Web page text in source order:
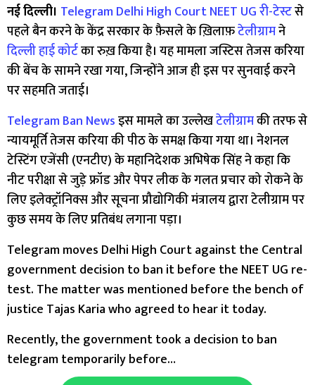
नई दिल्ली। Telegram Delhi High CourtNEET UG री-टेस्टसे
पहले बैन करने के केंद्र सरकार के फ़ैसले के ख़िलाफ़टेलीग्रामने
दिल्ली हाई कोर्टका रुख़ किया है। यह मामला जस्टिस तेजस करिया
की बेंच के सामने रखा गया, जिन्होंने आज ही इस पर सुनवाई करने
पर सहमति जताई।
Telegram Ban Newsइस मामले का उल्लेखटेलीग्रामकी तरफ से
न्यायमूर्ति तेजस करिया की पीठ के समक्ष किया गया था। नेशनल
टेस्टिंग एजेंसी (एनटीए) के महानिदेशक अभिषेक सिंह ने कहा कि
नीट परीक्षा से जुड़े फ्रॉड और पेपर लीक के गलत प्रचार को रोकने के
लिए इलेक्ट्रॉनिक्स और सूचना प्रौद्योगिकी मंत्रालय द्वारा टेलीग्राम पर
कुछ समय के लिए प्रतिबंध लगाना पड़ा।
Telegram moves Delhi High Court against the Central
government decision to ban it before the NEET UG re-
test. The matter was mentioned before the bench of
justice Tajas Karia who agreed to hear it today.
Recently, the government took a decision to ban
telegram temporarily before…